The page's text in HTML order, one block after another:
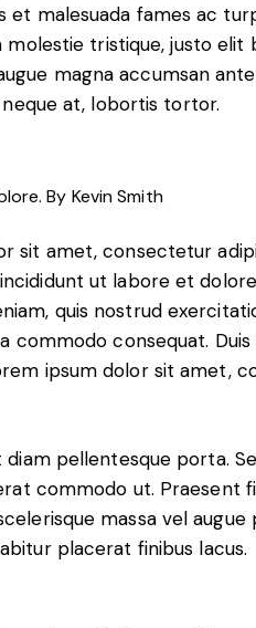
et malesuada fames ac
molestie tristique, justo elit
magna accumsan
at, lobortis tortor.
By Kevin Smith
sit amet, consectetur
ut labore et dolore
quis nostrud
commodo consequat.
ipsum dolor sit amet,
pellentesque porta.
commodo ut. Praesent
massa vel
placerat finibus lacus.